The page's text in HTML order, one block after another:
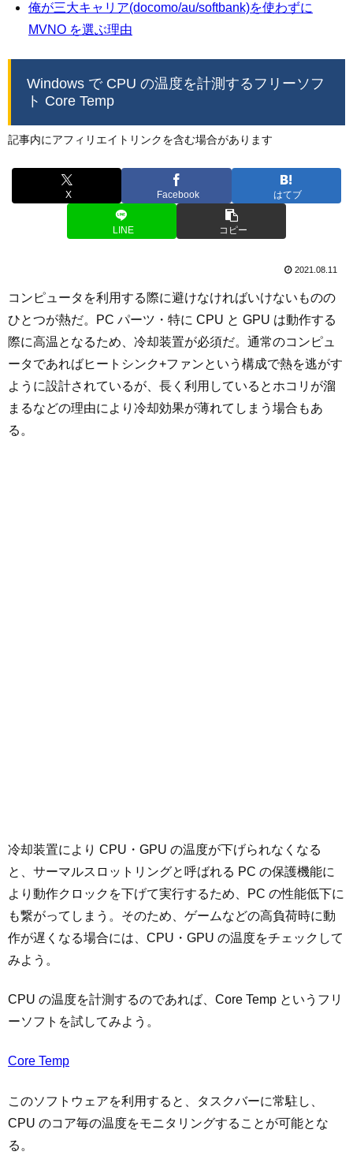
俺が三大キャリア(docomo/au/softbank)を使わずに
MVNO を選ぶ理由
Windows で CPU の温度を計測するフリーソフ
ト Core Temp
記事内にアフィリエイトリンクを含む場合があります
X Facebook はてブ
LINE コピー
2021.08.11
コンピュータを利用する際に避けなければいけないものの
ひとつが熱だ。PC パーツ・特に CPU と GPU は動作する
際に高温となるため、冷却装置が必須だ。通常のコンピュ
ータであればヒートシンク+ファンという構成で熱を逃がす
ように設計されているが、長く利用しているとホコリが溜
まるなどの理由により冷却効果が薄れてしまう場合もあ
る。
冷却装置により CPU・GPU の温度が下げられなくなる
と、サーマルスロットリングと呼ばれる PC の保護機能に
より動作クロックを下げて実行するため、PC の性能低下に
も繋がってしまう。そのため、ゲームなどの高負荷時に動
作が遅くなる場合には、CPU・GPU の温度をチェックして
みよう。
CPU の温度を計測するのであれば、Core Temp というフリ
ーソフトを試してみよう。
Core Temp
このソフトウェアを利用すると、タスクバーに常駐し、
CPU のコア毎の温度をモニタリングすることが可能とな
る。